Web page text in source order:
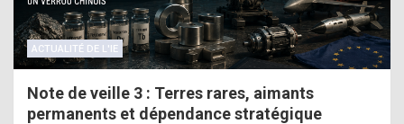
ACTUALITÉ DE L'IE
Note de veille 3 : Terres rares, aimants
permanents et dépendance stratégique